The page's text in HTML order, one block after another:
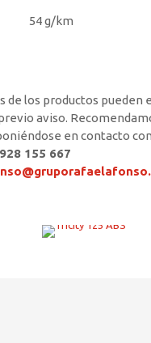
54 g/km
de los productos pueden
aviso.
en contacto
928 155 667